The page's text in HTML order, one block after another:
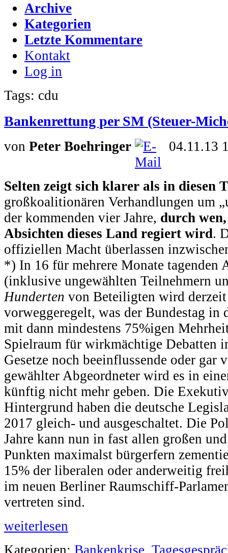
Archive
Kategorien
Letzte Kommentare
Kontakt
Log in
Tags: cdu
Bankenrettung per SM (Steuer-
von Peter Boehringer 04.11.13
Selten zeigt sich klarer als in diesen
großkoalitionären Verhandlungen um
der kommenden vier Jahre, durch
Absichten dieses Land regiert wird.
offiziellen Macht überlassen
*) In 16 für mehrere Monate tagenden
(inklusive ungewählten Teilnehmern
Hunderten von Beteiligten wird
vorweggeregelt, was der Bundestag in
mit dann mindestens 75%igen
Spielraum für wirkmächtige Debatten
Gesetze noch beeinflussende oder gar
gewählter Abgeordneter wird es in
künftig nicht mehr geben. Die
Hintergrund haben die deutsche
2017 gleich- und ausgeschaltet. Die
Jahre kann nun in fast allen großen
Punkten maximalst bürgerfern
15% der liberalen oder anderweitig
im neuen Berliner Raumschiff-
vertreten sind.
weiterlesen